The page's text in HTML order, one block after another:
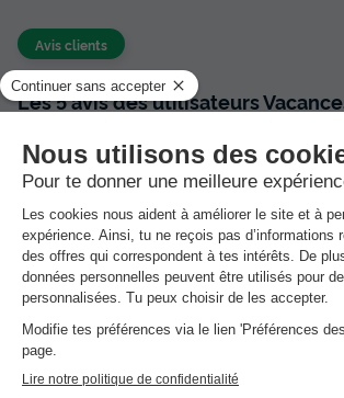
Avis clients
Les 5 avis des utilisateurs
Basée sur5 avis
Les commentaires sont rédigés par nos
leur séjour à l'établissement :Camping
Résumé des avis
Situation et alentours